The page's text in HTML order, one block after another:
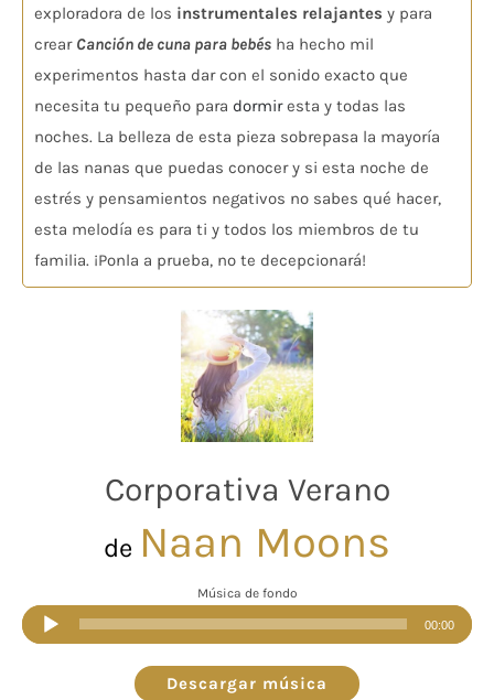
exploradora de los instrumentales relajantes y para
crear Canción de cuna para bebés ha hecho mil
experimentos hasta dar con el sonido exacto que
necesita tu pequeño para dormiresta y todas las
noches. La belleza de esta pieza sobrepasa la mayoría
de las nanas que puedas conocer y si esta noche de
estrés y pensamientos negativos no sabes qué hacer,
esta melodía es para ti y todos los miembros de tu
familia. ¡Ponla a prueba, no te decepcionará!
Corporativa Verano
de Naan Moons
Música de fondo
Reproductor
de
audio
00:00
Descargar música